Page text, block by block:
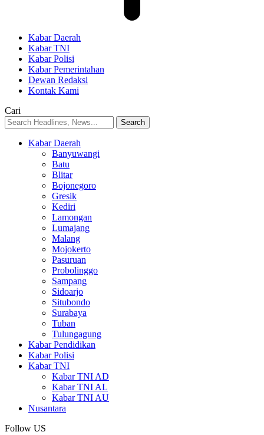
Kabar Daerah
Kabar TNI
Kabar Polisi
Kabar Pemerintahan
Dewan Redaksi
Kontak Kami
Cari
Kabar Daerah
Banyuwangi
Batu
Blitar
Bojonegoro
Gresik
Kediri
Lamongan
Lumajang
Malang
Mojokerto
Pasuruan
Probolinggo
Sampang
Sidoarjo
Situbondo
Surabaya
Tuban
Tulungagung
Kabar Pendidikan
Kabar Polisi
Kabar TNI
Kabar TNI AD
Kabar TNI AL
Kabar TNI AU
Nusantara
Follow US